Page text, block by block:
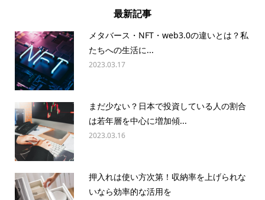
最新記事
メタバース・NFT・web3.0の違いとは？私
たちへの生活に...
2023.03.17
まだ少ない？日本で投資している人の割合
は若年層を中心に増加傾...
2023.03.16
押入れは使い方次第！収納率を上げられな
いなら効率的な活用を